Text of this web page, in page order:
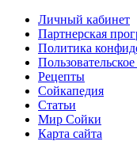
Личный кабинет
Партнерская
Политика
Рецепты
Сойкапедия
Статьи
Мир Сойки
Карта сайта